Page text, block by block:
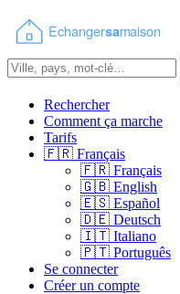
Rechercher
Comment ça marche
Tarifs
🇫🇷 Français
🇫🇷 Français
🇬🇧 English
🇪🇸 Español
🇩🇪 Deutsch
🇮🇹 Italiano
🇵🇹 Português
Se connecter
Créer un compte